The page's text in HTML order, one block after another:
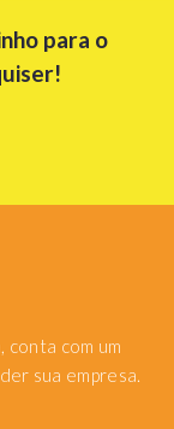
para o
conta com um
sua empresa.